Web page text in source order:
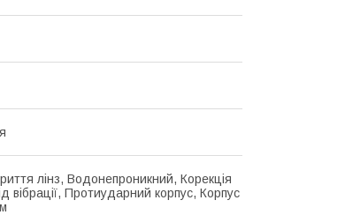
лінз, Водонепроникний, Корекція
вібрації, Протиударний корпус, Корпус